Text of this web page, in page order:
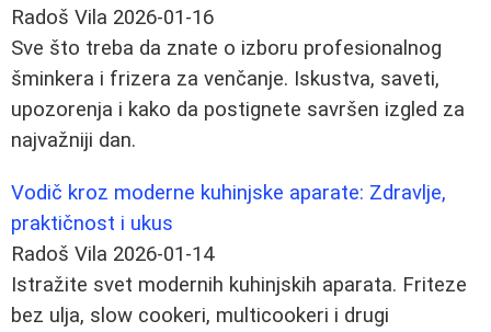
Radoš Vila 2026-01-16
Sve što treba da znate o izboru profesionalnog
šminkera i frizera za venčanje. Iskustva, saveti,
upozorenja i kako da postignete savršen izgled za
najvažniji dan.
Vodič kroz moderne kuhinjske aparate: Zdravlje,
praktičnost i ukus
Radoš Vila 2026-01-14
Istražite svet modernih kuhinjskih aparata. Friteze
bez ulja, slow cookeri, multicookeri i drugi